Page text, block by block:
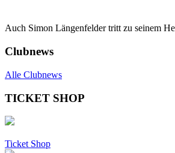
Auch Simon Längenfelder tritt zu seinem
Clubnews
Alle Clubnews
TICKET SHOP
Ticket Shop